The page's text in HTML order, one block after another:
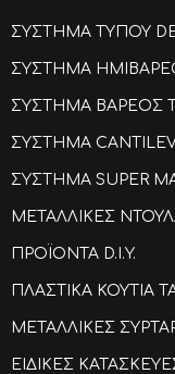
ΣΥΣΤΗΜΑ ΤΥΠΟΥ
ΣΥΣΤΗΜΑ
ΣΥΣΤΗΜΑ ΒΑΡΕΟΣ
ΣΥΣΤΗΜΑ
ΣΥΣΤΗΜΑ SUPER
ΜΕΤΑΛΛΙΚΕΣ
ΠΡΟΪΟΝΤΑ D.I.Y.
ΠΛΑΣΤΙΚΑ ΚΟΥΤΙΑ
ΜΕΤΑΛΛΙΚΕΣ
ΕΙΔΙΚΕΣ